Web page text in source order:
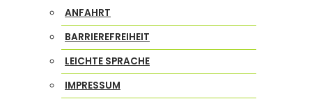
ANFAHRT
BARRIEREFREIHEIT
LEICHTE SPRACHE
IMPRESSUM